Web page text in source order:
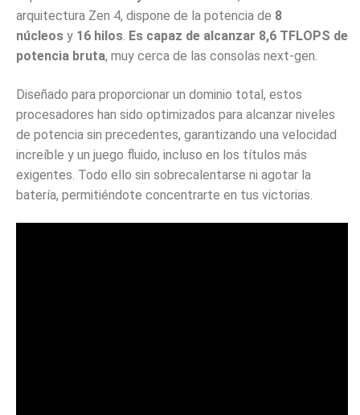
arquitectura Zen 4, dispone de la potencia de 8
núcleos y 16 hilos. Es capaz de alcanzar 8,6 TFLOPS de
potencia bruta, muy cerca de las consolas next-gen.
Diseñado para proporcionar un dominio total, estos
procesadores han sido optimizados para alcanzar niveles
de potencia sin precedentes, garantizando una velocidad
increíble y un juego fluido, incluso en los títulos más
exigentes. Todo ello sin sobrecalentarse ni agotar la
batería, permitiéndote concentrarte en tus victorias.